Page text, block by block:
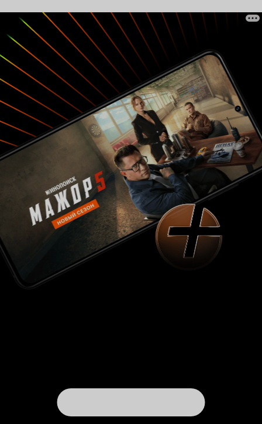
течением событий, все встает на свои места-
любимые наконец-то воссоединяются,
наступает долгожданное счастье. Так и
начинается второй сезон сериала «Дыши со
мной» -двое давно влюбленных друг в друга
людей наконец-то решаются сделать
решительный шаг навстречу, несмотря на
многочисленные преграды. Вот только их
прошлые половинки не готовы так просто
отпускать своих любимых, поэтому
предпринимают попытки вернуть их. Но это не
единственная проблема, главные герои
сталкиваются с проблемами быта, а также с
непониманием родственников. Больше всего в
этих перипетиях мне было жалко Петра.
Откровенно говоря, этот персонаж мне был
симпатичен не только внешними данными, но
и своими внутренними качествами:
принципами, отношением к другим,
искренностью. Сначала он безутешно страдал
по Лане, а она его отвергала и хотела вернуть
своего мужа, которому было наплевать на
рушившуюся по его вине семью, потом его
захомутала (не могу даже подобрать другого
слова) Карина. Здесь, скорее Петр был для нее
недостижимой игрушкой, которую очень
справедливым, но мне понравился первый
сезон больше, поэтому я бы рекомендовала на
нем и остановиться, чтобы не видеть истерик
Карины, мучений Пети и нелогичной Ланы. Но